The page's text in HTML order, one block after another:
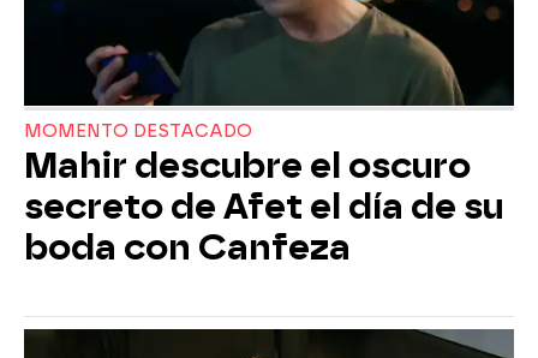
MOMENTO DESTACADO
Mahir descubre el oscuro
secreto de Afet el día de su
boda con Canfeza